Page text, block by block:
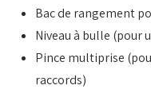
Bac de rangement
Niveau à bulle
Pince multiprise
raccords)